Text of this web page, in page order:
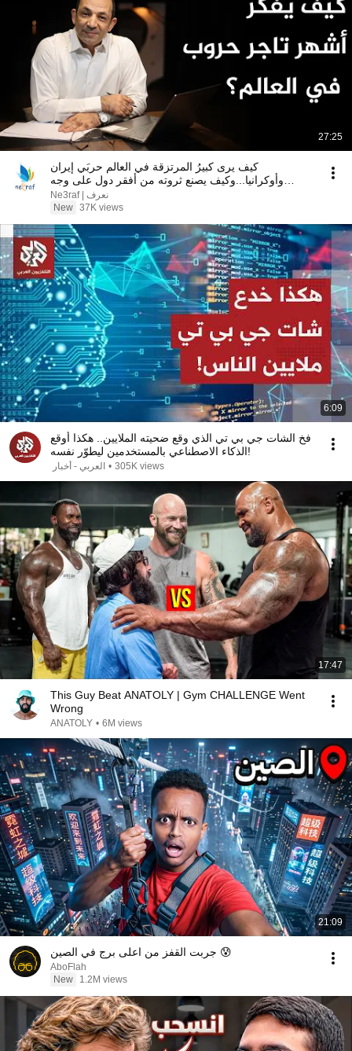
27:25
كيف يرى كبيرُ المرتزقة في العالم حربَي إيران
وأوكرانيا...وكيف يصنع ثروته من أفقر دول على وجه
الأرض؟ Ne3raf | نعرف
New 37K views
6:09
فخ الشات جي بي تي الذي وقع ضحيته الملايين.. هكذا أوقع
الذكاء الاصطناعي بالمستخدمين ليطوّر نفسه!
العربي - أخبار • 305K views
17:47
This Guy Beat ANATOLY | Gym CHALLENGE Went
Wrong
ANATOLY • 6M views
21:09
جربت القفز من اعلى برج في الصين 😰
AboFlah
New
1.2M views